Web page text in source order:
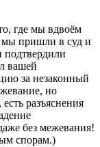
где мы вдвоём
мы пришли в суд и
вашей
за незаконный
но
разъяснения
без межевания!
спорам.)